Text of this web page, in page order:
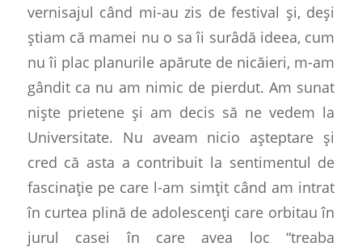
vernisajul când mi-au zis de festival și, deși
știam că mamei nu o sa îi surâdă ideea, cum
nu îi plac planurile apărute de nicăieri, m-am
gândit ca nu am nimic de pierdut. Am sunat
niște prietene și am decis să ne vedem la
Universitate. Nu aveam nicio așteptare și
cred că asta a contribuit la sentimentul de
fascinație pe care l-am simțit când am intrat
în curtea plină de adolescenți care orbitau în
jurul casei în care avea loc “treaba